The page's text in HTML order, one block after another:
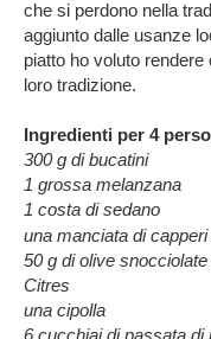
che si perdono nella
aggiunto dalle usanze
piatto ho voluto
loro tradizione.
Ingredienti per 4
300 g di bucatini
1 grossa melanzana
1 costa di sedano
una manciata di
50 g di olive
Citres
una cipolla
6 cucchiai di passata di